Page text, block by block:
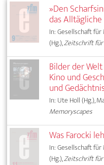
»Den
das
In: Gesellschaft
(Hg.),Zeitschrift
Bilder der
Kino und
und
In: Ute Holl (Hg.),
Memoryscapes
Was Farocki
In: Gesellschaft
(Hg.),Zeitschrift für